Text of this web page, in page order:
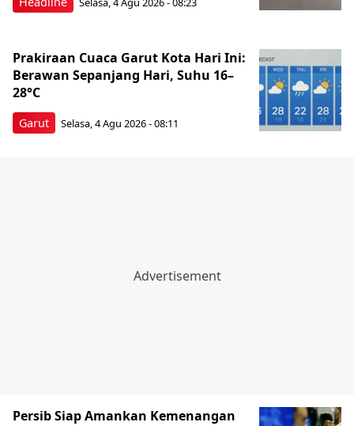
Garut
Prakiraan Cuaca Garut Kota Hari Ini:
Berawan Sepanjang Hari, Suhu 16–
28°C
Selasa, 4 Agu 2026 - 08:11
Persib Siap Amankan Kemenangan